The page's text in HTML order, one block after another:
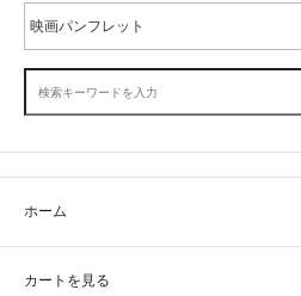
ホーム
カートを見る